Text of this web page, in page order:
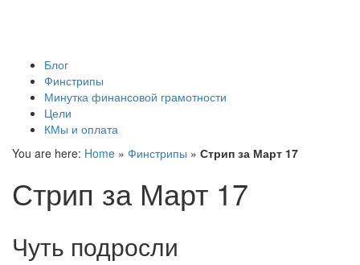
Блог
Финстрипы
Минутка финансовой грамотности
Цели
КМы и оплата
You are here: Home » Финстрипы » Стрип за Март 17
Стрип за Март 17
Чуть подросли